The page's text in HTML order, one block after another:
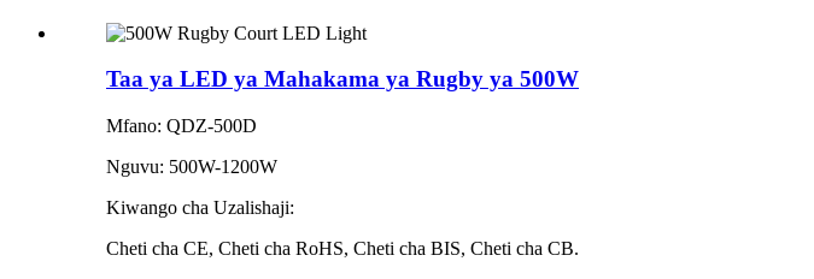
Taa ya LED ya Mahakama ya Rugby ya 500W
Mfano: QDZ-500D
Nguvu: 500W-1200W
Kiwango cha Uzalishaji:
Cheti cha CE, Cheti cha RoHS, Cheti cha BIS, Cheti cha CB.